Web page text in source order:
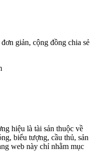
giản, cộng đồng chia sẻ
hiệu là tài sản thuộc về
biểu tượng, cầu thủ, sản
web này chỉ nhằm mục